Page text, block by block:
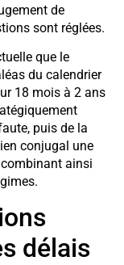
de
sont réglées.
que le
du calendrier
18 mois à 2 ans
puis de la
conjugal une
ainsi
délais